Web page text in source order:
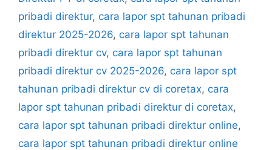
pribadi direktur, cara lapor spt tahunan pribadi
direktur 2025-2026, cara lapor spt tahunan
pribadi direktur cv, cara lapor spt tahunan
pribadi direktur cv 2025-2026, cara lapor spt
tahunan pribadi direktur cv di coretax, cara
lapor spt tahunan pribadi direktur di coretax,
cara lapor spt tahunan pribadi direktur online,
cara lapor spt tahunan pribadi direktur online